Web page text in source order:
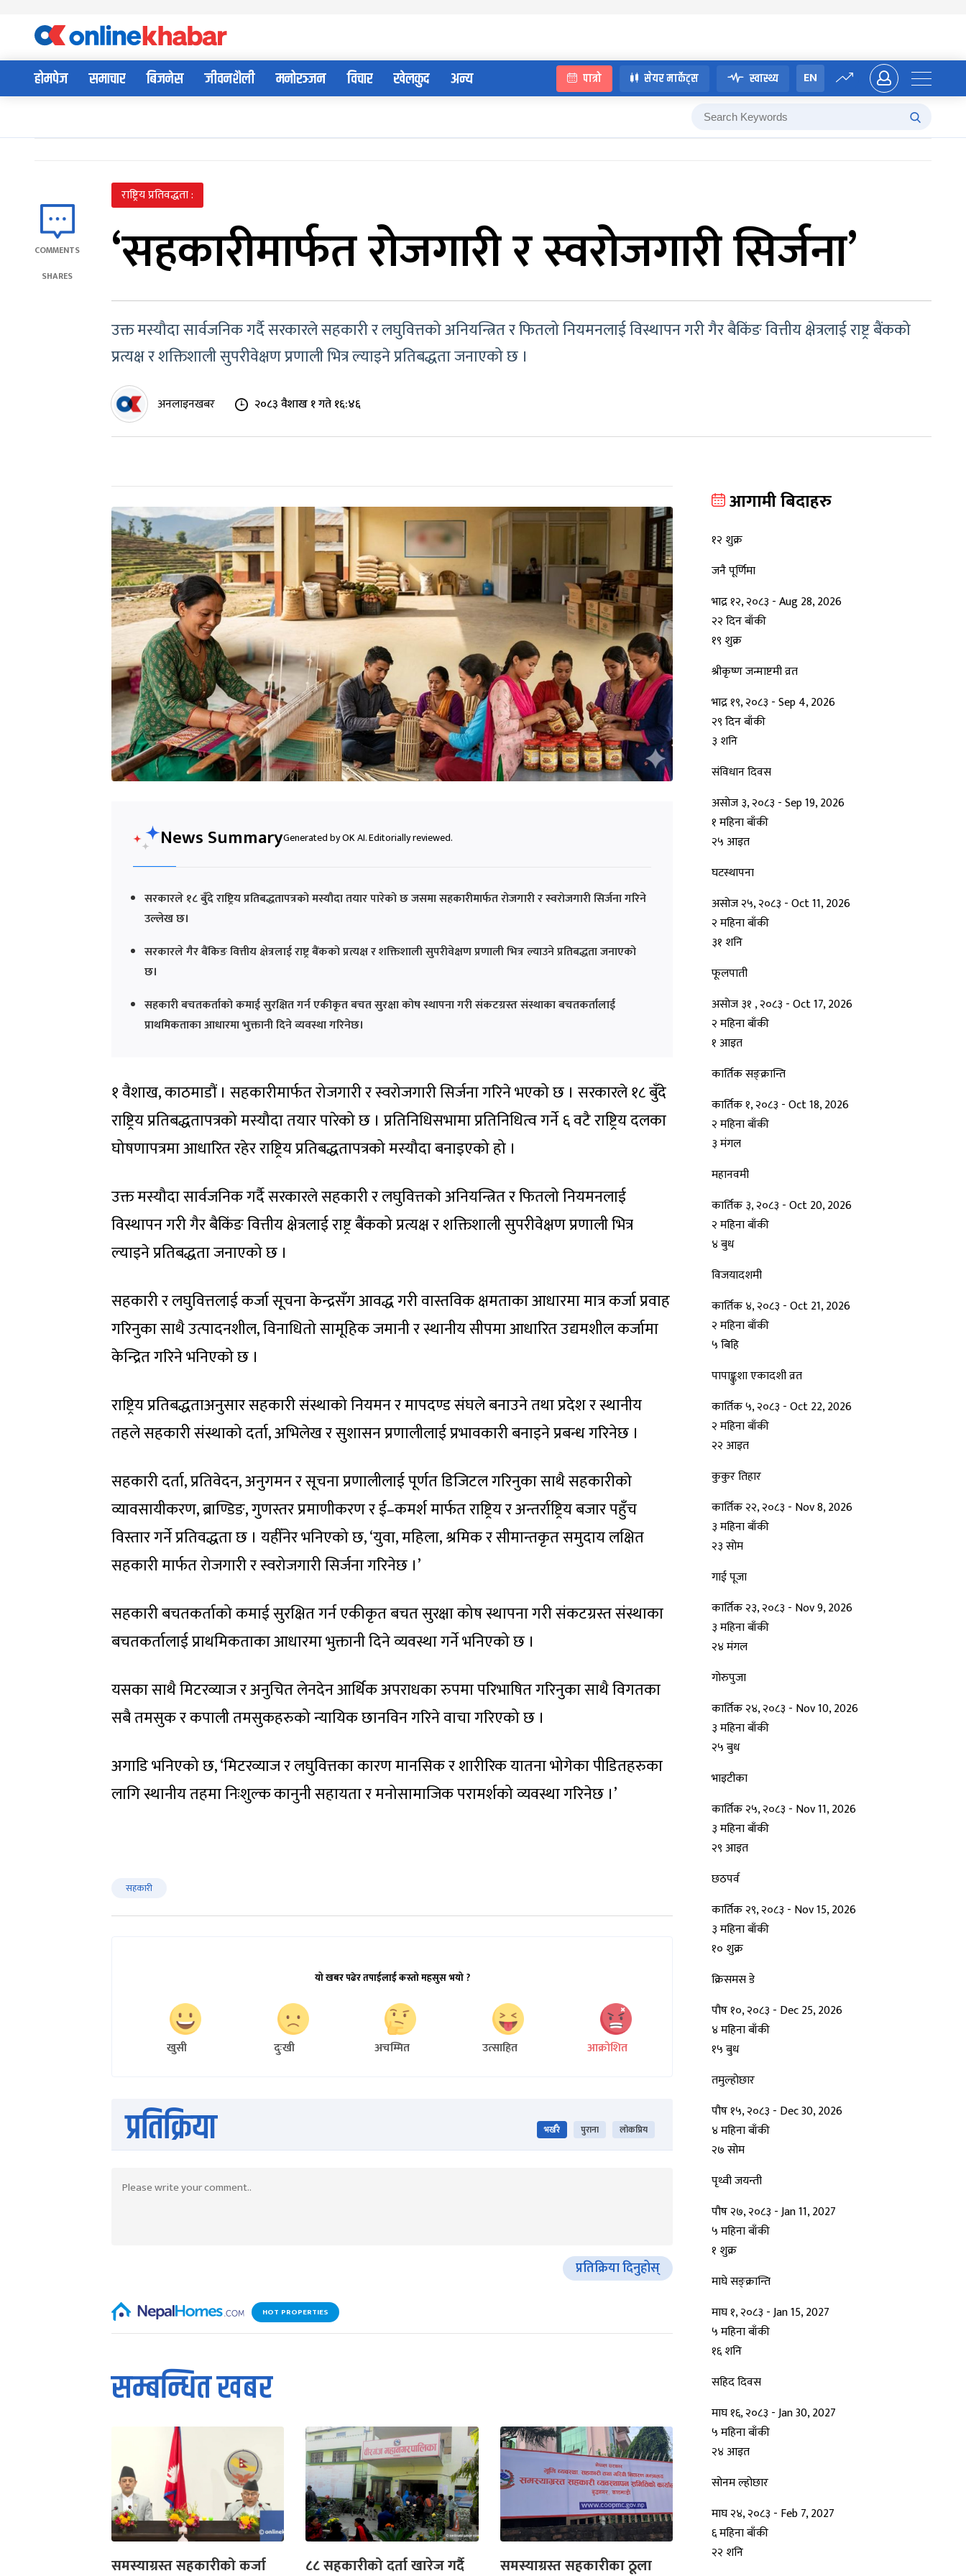
content
होमपेज समाचार बिजनेस जीवनशैली मनोरञ्जन विचार खेलकुद अन्य पात्रो सेयर मार्केट्स स्वास्थ्य EN
COMMENTS
SHARES
राष्ट्रिय प्रतिवद्धता :
‘सहकारीमार्फत रोजगारी र स्वरोजगारी सिर्जना’
उक्त मस्यौदा सार्वजनिक गर्दै सरकारले सहकारी र लघुवित्तको अनियन्त्रित र फितलो नियमनलाई विस्थापन गरी गैर बैकिंङ वित्तीय क्षेत्रलाई राष्ट्र बैंकको
प्रत्यक्ष र शक्तिशाली सुपरीवेक्षण प्रणाली भित्र ल्याइने प्रतिबद्धता जनाएको छ ।
अनलाइनखबर २०८३ वैशाख १ गते १६:४६
News SummaryGenerated by OK AI. Editorially reviewed.
सरकारले १८ बुँदे राष्ट्रिय प्रतिबद्धतापत्रको मस्यौदा तयार पारेको छ जसमा सहकारीमार्फत रोजगारी र स्वरोजगारी सिर्जना गरिने
उल्लेख छ।
सरकारले गैर बैंकिङ वित्तीय क्षेत्रलाई राष्ट्र बैंकको प्रत्यक्ष र शक्तिशाली सुपरीवेक्षण प्रणाली भित्र ल्याउने प्रतिबद्धता जनाएको
छ।
सहकारी बचतकर्ताको कमाई सुरक्षित गर्न एकीकृत बचत सुरक्षा कोष स्थापना गरी संकटग्रस्त संस्थाका बचतकर्तालाई
प्राथमिकताका आधारमा भुक्तानी दिने व्यवस्था गरिनेछ।
१ वैशाख, काठमाडौं । सहकारीमार्फत रोजगारी र स्वरोजगारी सिर्जना गरिने भएको छ । सरकारले १८ बुँदे
राष्ट्रिय प्रतिबद्धतापत्रको मस्यौदा तयार पारेको छ । प्रतिनिधिसभामा प्रतिनिधित्व गर्ने ६ वटै राष्ट्रिय दलका
घोषणापत्रमा आधारित रहेर राष्ट्रिय प्रतिबद्धतापत्रको मस्यौदा बनाइएको हो ।
उक्त मस्यौदा सार्वजनिक गर्दै सरकारले सहकारी र लघुवित्तको अनियन्त्रित र फितलो नियमनलाई
विस्थापन गरी गैर बैकिंङ वित्तीय क्षेत्रलाई राष्ट्र बैंकको प्रत्यक्ष र शक्तिशाली सुपरीवेक्षण प्रणाली भित्र
ल्याइने प्रतिबद्धता जनाएको छ ।
सहकारी र लघुवित्तलाई कर्जा सूचना केन्द्रसँग आवद्ध गरी वास्तविक क्षमताका आधारमा मात्र कर्जा प्रवाह
गरिनुका साथै उत्पादनशील, विनाधितो सामूहिक जमानी र स्थानीय सीपमा आधारित उद्यमशील कर्जामा
केन्द्रित गरिने भनिएको छ ।
राष्ट्रिय प्रतिबद्धताअनुसार सहकारी संस्थाको नियमन र मापदण्ड संघले बनाउने तथा प्रदेश र स्थानीय
तहले सहकारी संस्थाको दर्ता, अभिलेख र सुशासन प्रणालीलाई प्रभावकारी बनाइने प्रबन्ध गरिनेछ ।
सहकारी दर्ता, प्रतिवेदन, अनुगमन र सूचना प्रणालीलाई पूर्णत डिजिटल गरिनुका साथै सहकारीको
व्यावसायीकरण, ब्राण्डिङ, गुणस्तर प्रमाणीकरण र ई–कमर्श मार्फत राष्ट्रिय र अन्तर्राष्ट्रिय बजार पहुँच
विस्तार गर्ने प्रतिवद्धता छ । यहीँनेर भनिएको छ, ‘युवा, महिला, श्रमिक र सीमान्तकृत समुदाय लक्षित
सहकारी मार्फत रोजगारी र स्वरोजगारी सिर्जना गरिनेछ ।’
सहकारी बचतकर्ताको कमाई सुरक्षित गर्न एकीकृत बचत सुरक्षा कोष स्थापना गरी संकटग्रस्त संस्थाका
बचतकर्तालाई प्राथमिकताका आधारमा भुक्तानी दिने व्यवस्था गर्ने भनिएको छ ।
यसका साथै मिटरव्याज र अनुचित लेनदेन आर्थिक अपराधका रुपमा परिभाषित गरिनुका साथै विगतका
सबै तमसुक र कपाली तमसुकहरुको न्यायिक छानविन गरिने वाचा गरिएको छ ।
अगाडि भनिएको छ, ‘मिटरव्याज र लघुवित्तका कारण मानसिक र शारीरिक यातना भोगेका पीडितहरुका
लागि स्थानीय तहमा निःशुल्क कानुनी सहायता र मनोसामाजिक परामर्शको व्यवस्था गरिनेछ ।’
सहकारी
यो खबर पढेर तपाईलाई कस्तो महसुस भयो ?
खुसी दुःखी अचम्मित उत्साहित आक्रोशित
प्रतिक्रिया भर्खरै पुराना लोकप्रिय
प्रतिक्रिया दिनुहोस्
HOT PROPERTIES
सम्बन्धित खबर
समस्याग्रस्त सहकारीको कर्जा
८८ सहकारीको दर्ता खारेज गर्दै
समस्याग्रस्त सहकारीका ठूला
आगामी बिदाहरु
१२ शुक्र
जनै पूर्णिमा
भाद्र १२, २०८३ -Aug 28, 2026
२२ दिन बाँकी
१९ शुक्र
श्रीकृष्ण जन्माष्टमी व्रत
भाद्र १९, २०८३ -Sep 4, 2026
२९ दिन बाँकी
३ शनि
संविधान दिवस
असोज ३, २०८३ -Sep 19, 2026
१ महिना बाँकी
२५ आइत
घटस्थापना
असोज २५, २०८३ -Oct 11, 2026
२ महिना बाँकी
३१ शनि
फूलपाती
असोज ३१ , २०८३ -Oct 17, 2026
२ महिना बाँकी
१ आइत
कार्तिक सङ्क्रान्ति
कार्तिक १, २०८३ -Oct 18, 2026
२ महिना बाँकी
३मंगल
महानवमी
कार्तिक ३, २०८३ -Oct 20, 2026
२ महिना बाँकी
४बुध
विजयादशमी
कार्तिक ४, २०८३ -Oct 21, 2026
२ महिना बाँकी
५बिहि
पापा‌ङ्कुशा एकादशी व्रत
कार्तिक ५, २०८३ -Oct 22, 2026
२ महिना बाँकी
२२ आइत
कुकुर तिहार
कार्तिक २२, २०८३ - Nov 8, 2026
३ महिना बाँकी
२३सोम
गाई पूजा
कार्तिक २३, २०८३ - Nov 9, 2026
३ महिना बाँकी
२४मंगल
गोरुपुजा
कार्तिक २४, २०८३ - Nov 10, 2026
३ महिना बाँकी
२५बुध
भाइटीका
कार्तिक २५, २०८३ - Nov 11, 2026
३ महिना बाँकी
२९ आइत
छठपर्व
कार्तिक २९, २०८३ - Nov 15, 2026
३ महिना बाँकी
१० शुक्र
क्रिसमस डे
पौष १०, २०८३ - Dec 25, 2026
४ महिना बाँकी
१५बुध
तमुल्होछार
पौष १५, २०८३ - Dec 30, 2026
४ महिना बाँकी
२७सोम
पृथ्वी जयन्ती
पौष २७, २०८३ -Jan 11, 2027
५ महिना बाँकी
१ शुक्र
माघे सङ्क्रान्ति
माघ १, २०८३ -Jan 15, 2027
५ महिना बाँकी
१६शनि
सहिद दिवस
माघ १६, २०८३ -Jan 30, 2027
५ महिना बाँकी
२४ आइत
सोनम ल्होछार
माघ २४, २०८३ - Feb 7, 2027
६ महिना बाँकी
२२ शनि